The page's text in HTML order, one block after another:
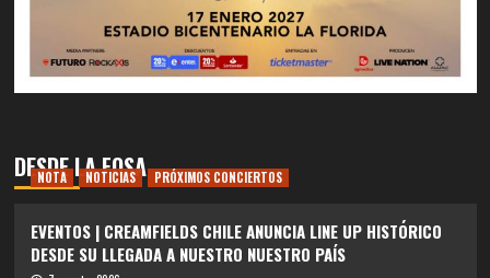
DESDE LA FOSA
NOTA NOTICIAS PRÓXIMOS CONCIERTOS
EVENTOS | CREAMFIELDS CHILE ANUNCIA LINE UP HISTÓRICO
DESDE SU LLEGADA A NUESTRO NUESTRO PAÍS